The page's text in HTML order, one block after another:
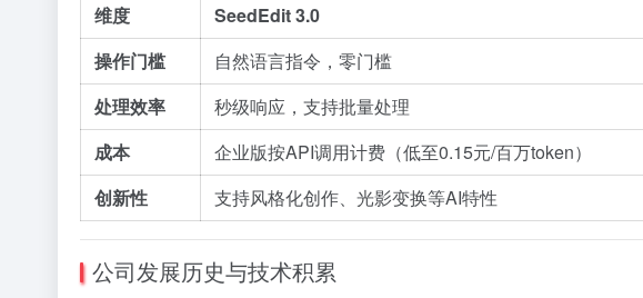
维度 SeedEdit 3.0
操作门槛
自然语言指令，零门槛
处理效率
秒级响应，支持批量处理
成本
企业版按API调用计费（低至0.15元/百万token）
创新性
支持风格化创作、光影变换等AI特性
公司发展历史与技术积累